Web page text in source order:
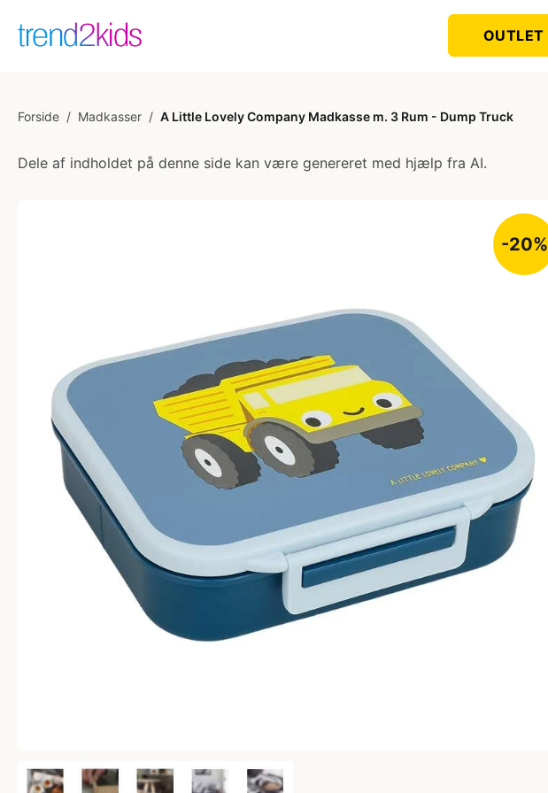
OUTLET
Forside / Madkasser / A Little Lovely Company Madkasse m. 3 Rum - Dump Truck
Dele af indholdet på denne side kan være genereret med hjælp fra AI.
-20%